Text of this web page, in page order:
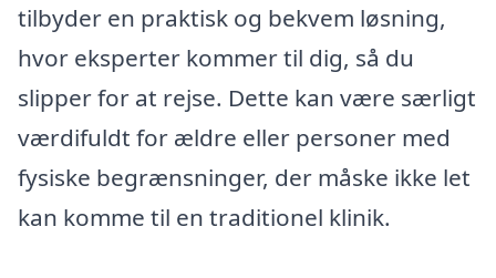
tilbyder en praktisk og bekvem løsning,
hvor eksperter kommer til dig, så du
slipper for at rejse. Dette kan være særligt
værdifuldt for ældre eller personer med
fysiske begrænsninger, der måske ikke let
kan komme til en traditionel klinik.